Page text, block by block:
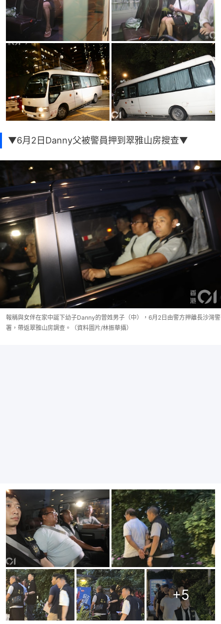
▼6月2日Danny父被警員押到翠雅山房搜查▼
報稱與女伴在家中誕下幼子Danny的曾姓男子（中），6月2日由警方押離長沙灣警
署，帶返翠雅山房調查。（資料圖片/林振華攝）
+5